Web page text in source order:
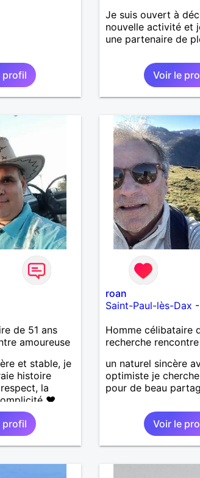
profil
Je suis ouvert à
nouvelle activité et
une partenaire de
Voir le
de 51 ans
amoureuse
et stable, je
histoire
la
❤️
simples de la
les
et les
cœur 🌊🌿
profil
roan
Saint-Paul-lès-Dax -
Homme célibataire
recherche
un naturel sincère
optimiste je
pour de beau
Voir le